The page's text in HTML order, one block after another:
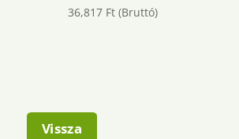
36,817 Ft (Bruttó)
Vissza